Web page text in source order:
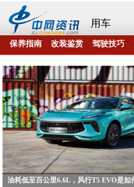
用车
保养指南 改装鉴赏 驾驶技巧